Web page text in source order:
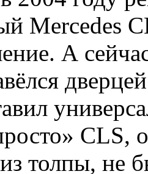
Mercedes
А
CLS,
толпы, не